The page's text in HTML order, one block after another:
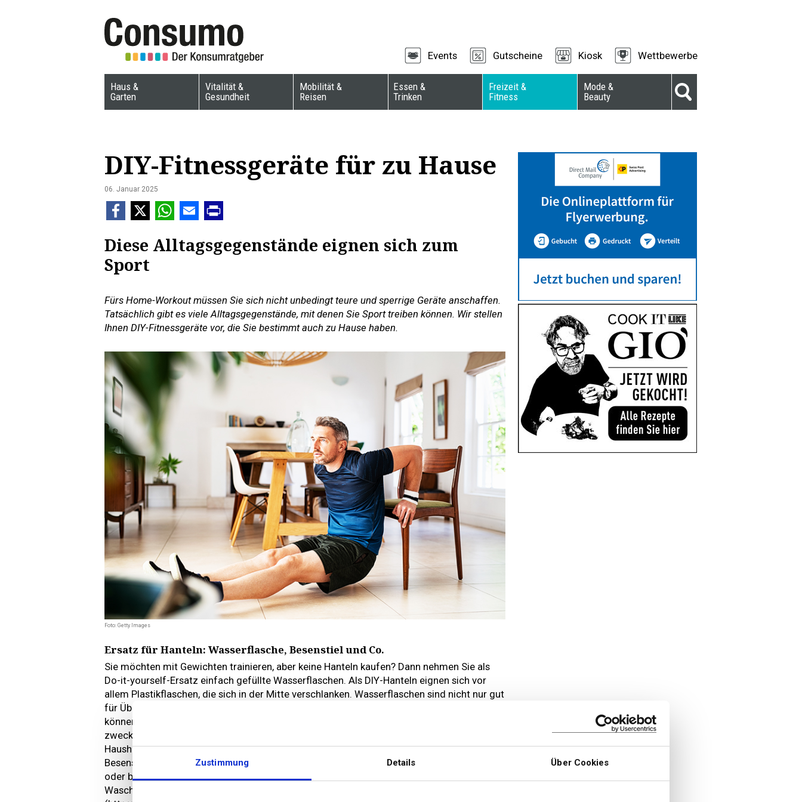
Zustimmung Details Über Cookies
Events Gutscheine Kiosk Wettbewerbe
Haus &
Garten
Vitalität &
Gesundheit
Mobilität &
Reisen
Essen &
Trinken
Freizeit &
Fitness
Mode &
Beauty
DIY-Fitnessgeräte für zu Hause
06. Januar 2025
Diese Alltagsgegenstände eignen sich zum
Sport
Fürs Home-Workout müssen Sie sich nicht unbedingt teure und sperrige Geräte anschaffen.
Tatsächlich gibt es viele Alltagsgegenstände, mit denen Sie Sport treiben können. Wir stellen
Ihnen DIY-Fitnessgeräte vor, die Sie bestimmt auch zu Hause haben.
Foto: Getty Images
Ersatz für Hanteln: Wasserflasche, Besenstiel und Co.
Sie möchten mit Gewichten trainieren, aber keine Hanteln kaufen? Dann nehmen Sie als
Do-it-yourself-Ersatz einfach gefüllte Wasserflaschen. Als DIY-Hanteln eignen sich vor
allem Plastikflaschen, die sich in der Mitte verschlanken. Wasserflaschen sind nicht nur gut
für Übungen gegen «Winkearme», sondern generell fürs Bi- und Trizeps-Training. Sie
können aber auch Bücher oder Lebensmittelpackungen wie Mehl, Reis oder Zucker
zweckentfremden. Als Ersatz für Langhanteln finden sich ebenfalls Gegenstände im
Haushalt: Hängen Sie zwei gleich schwere Einkaufstaschen links und rechts an einen
Besenstiel. Auch schwere Sporttaschen oder Rucksäcke können als DIY-Langhantel dienen
oder bei Übungen mit Ausfallschritten oder Kniebeugen zum Einsatz kommen. Mit vollen
Waschmittelflaschen oder Wasserkanistern lassen sich viele Kettlebell-Übungen